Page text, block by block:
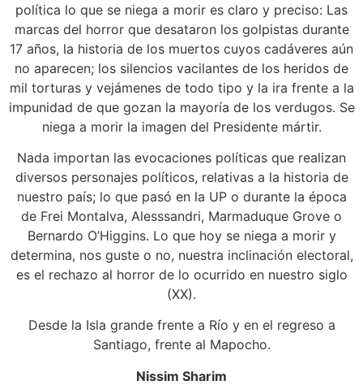
política lo que se niega a morir es claro y preciso: Las
marcas del horror que desataron los golpistas durante
17 años, la historia de los muertos cuyos cadáveres aún
no aparecen; los silencios vacilantes de los heridos de
mil torturas y vejámenes de todo tipo y la ira frente a la
impunidad de que gozan la mayoría de los verdugos. Se
niega a morir la imagen del Presidente mártir.
Nada importan las evocaciones políticas que realizan
diversos personajes políticos, relativas a la historia de
nuestro país; lo que pasó en la UP o durante la época
de Frei Montalva, Alesssandri, Marmaduque Grove o
Bernardo O’Higgins. Lo que hoy se niega a morir y
determina, nos guste o no, nuestra inclinación electoral,
es el rechazo al horror de lo ocurrido en nuestro siglo
(XX).
Desde la Isla grande frente a Río y en el regreso a
Santiago, frente al Mapocho.
Nissim Sharim